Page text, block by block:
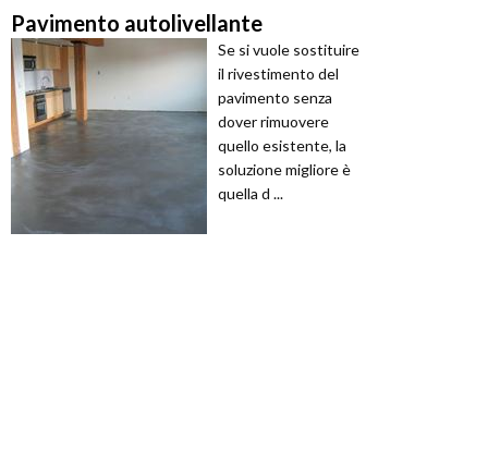
Pavimento autolivellante
Se si vuole sostituire
il rivestimento del
pavimento senza
dover rimuovere
quello esistente, la
soluzione migliore è
quella d ...